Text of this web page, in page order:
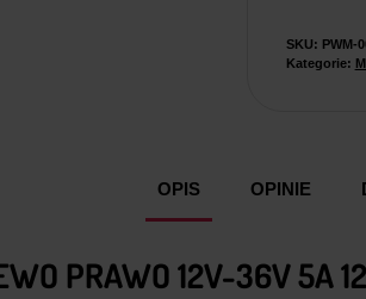
SKU: PWM-
Kategorie:
OPIS OPINIE
PRAWO 12V-36V 5A